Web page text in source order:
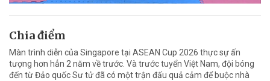
Chia điểm
Màn trình diễn của Singapore tại ASEAN Cup 2026 thực sự ấn
tượng hơn hẳn 2 năm về trước. Và trước tuyển Việt Nam, đội bóng
đến từ Đảo quốc Sư tử đã có một trận đấu quả cảm để buộc nhà